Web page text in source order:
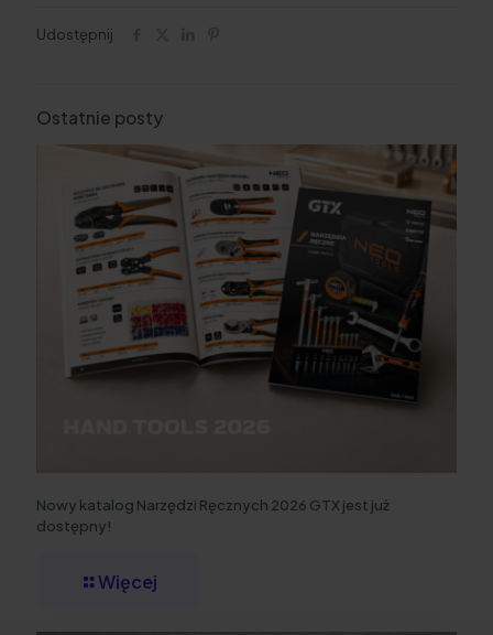
Udostępnij
Ostatnie posty
Nowy katalog Narzędzi Ręcznych 2026 GTX jest już
dostępny!
Więcej